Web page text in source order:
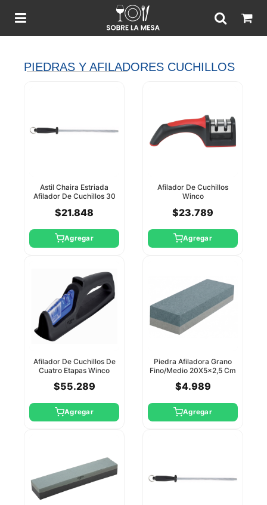
PIEDRAS Y AFILADORES CUCHILLOS
Astil Chaira Estriada
Afilador De Cuchillos 30
$21.848
Agregar
Afilador De Cuchillos
Winco
$23.789
Agregar
Afilador De Cuchillos De
Cuatro Etapas Winco
$55.289
Agregar
Piedra Afiladora Grano
Fino/Medio 20X5x2,5 Cm
$4.989
Agregar